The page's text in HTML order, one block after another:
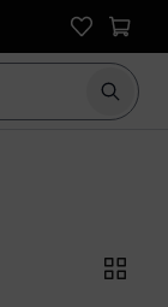
Suche